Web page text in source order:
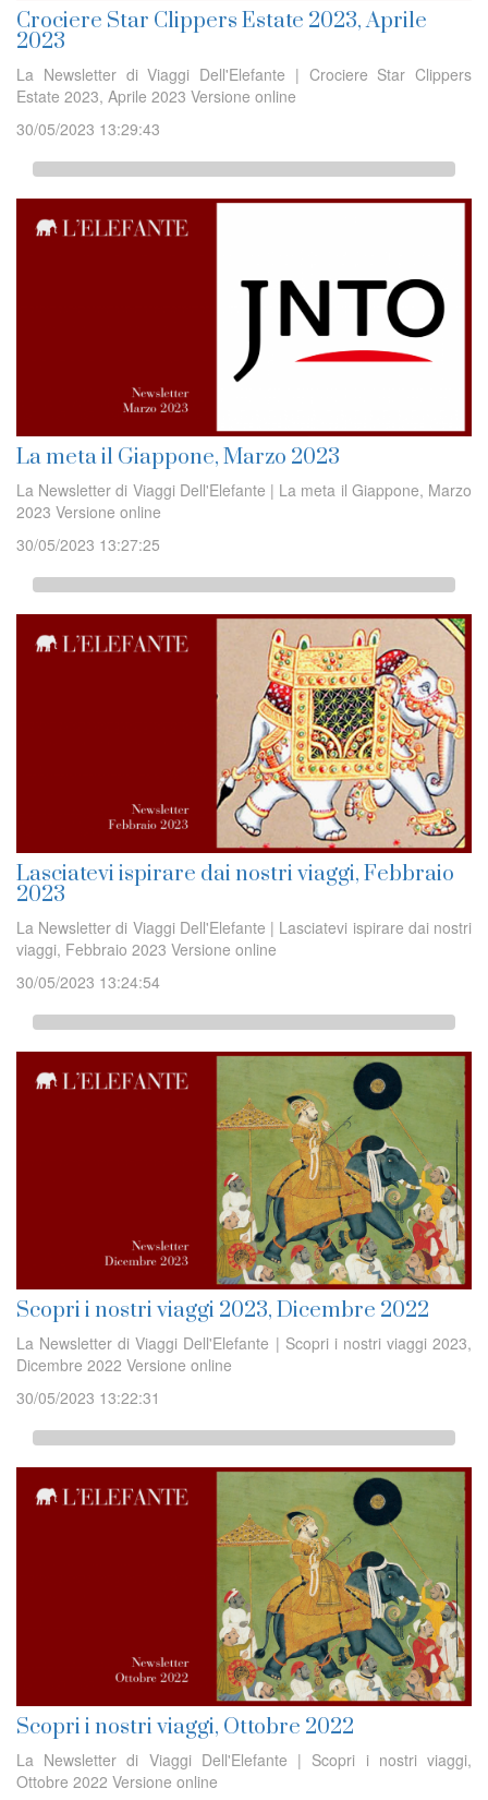
Crociere Star Clippers Estate 2023, Aprile
2023
La Newsletter di Viaggi Dell'Elefante | Crociere Star Clippers
Estate 2023, Aprile 2023 Versione online
30/05/2023 13:29:43
La meta il Giappone, Marzo 2023
La Newsletter di Viaggi Dell'Elefante | La meta il Giappone, Marzo
2023 Versione online
30/05/2023 13:27:25
Lasciatevi ispirare dai nostri viaggi, Febbraio
2023
La Newsletter di Viaggi Dell'Elefante | Lasciatevi ispirare dai nostri
viaggi, Febbraio 2023 Versione online
30/05/2023 13:24:54
Scopri i nostri viaggi 2023, Dicembre 2022
La Newsletter di Viaggi Dell'Elefante | Scopri i nostri viaggi 2023,
Dicembre 2022 Versione online
30/05/2023 13:22:31
Scopri i nostri viaggi, Ottobre 2022
La Newsletter di Viaggi Dell'Elefante | Scopri i nostri viaggi,
Ottobre 2022 Versione online